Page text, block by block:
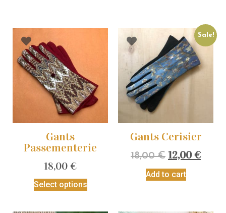
Gants
Passementerie
18,00 €
Select options
Sale!
Gants Cerisier
18,00€ 12,00€
Add to cart